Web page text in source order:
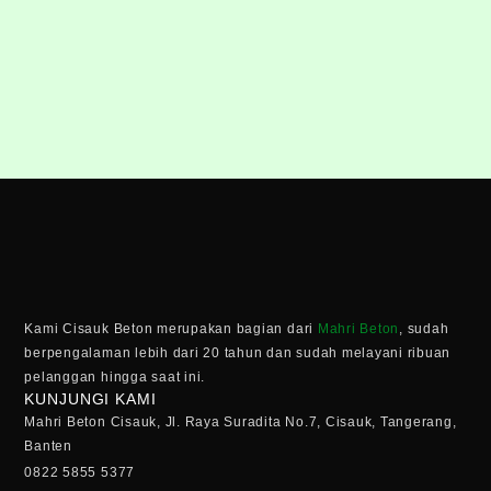
Kami Cisauk Beton merupakan bagian dari Mahri Beton , sudah
berpengalaman lebih dari 20 tahun dan sudah melayani ribuan
pelanggan hingga saat ini.
KUNJUNGI KAMI
Mahri Beton Cisauk, Jl. Raya Suradita No.7, Cisauk, Tangerang,
Banten
0822 5855 5377